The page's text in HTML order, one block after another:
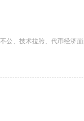
公、技术拉胯、代币经济